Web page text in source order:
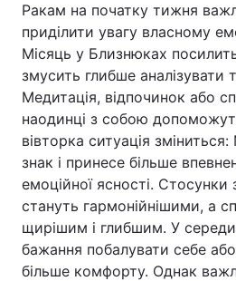
Ракам на початку тижня
приділити увагу власному
Місяць у Близнюках посилить
змусить глибше аналізувати
Медитація, відпочинок або
наодинці з собою
вівторка ситуація
знак і принесе більше
емоційної ясності.
стануть гармонійнішими, а
щирішим і глибшим. У
бажання побалувати себе
більше комфорту. Однак